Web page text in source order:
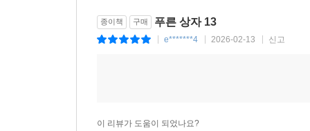
종이책 구매 푸른 상자 13
e*******4 2026-02-13 신고
이 리뷰가 도움이 되었나요?